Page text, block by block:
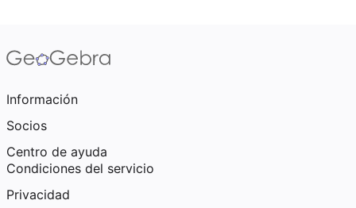
Información
Socios
Centro de ayuda
Condiciones del servicio
Privacidad